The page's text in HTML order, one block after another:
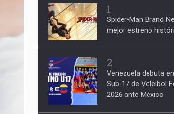
1
Spider-Man Brand
mejor estreno
2
Venezuela debuta
Sub-17 de Voleibol
2026 ante México